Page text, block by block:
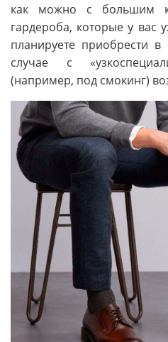
как можно с большим
гардероба, которые у
планируете приобрести
случае с
(например, под смокинг)